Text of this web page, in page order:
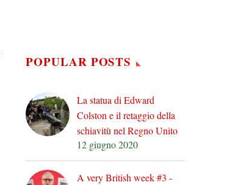
POPULAR POSTS
La statua di Edward
Colston e il retaggio della
schiavitù nel Regno Unito
12 giugno 2020
A very British week #3 -